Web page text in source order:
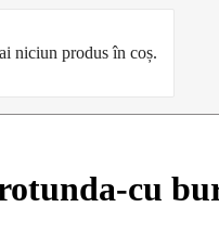
niciun produs în coș.
cu